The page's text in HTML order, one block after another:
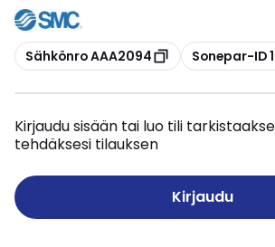
Kopioi
Sähkönro AAA2094 Kopioi
Sonepar-ID
Kirjaudu sisään tai luo tili
tehdäksesi tilauksen
Kirjaudu